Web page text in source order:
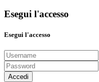
Esegui l'accesso
Esegui l'accesso
Accedi